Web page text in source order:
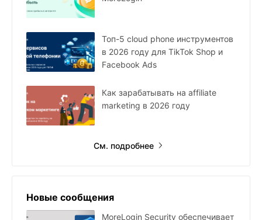
Топ-5 cloud phone инструментов
в 2026 году для TikTok Shop и
Facebook Ads
Как зарабатывать на affiliate
marketing в 2026 году
См. подробнее
Новые сообщения
MoreLogin Security обеспечивает